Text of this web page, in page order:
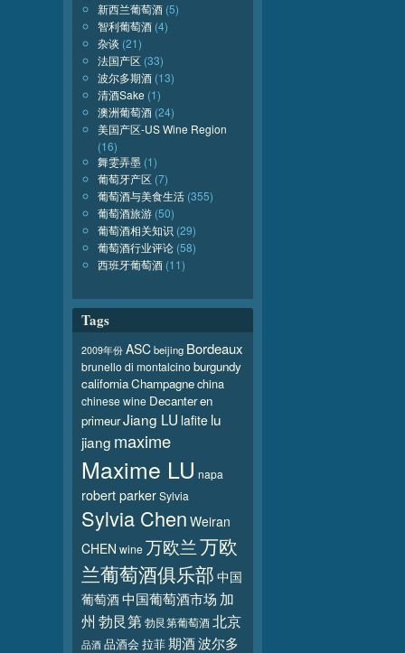
新西兰葡萄酒 (5)
智利葡萄酒 (4)
杂谈 (21)
法国产区 (33)
波尔多期酒 (13)
清酒Sake (1)
澳洲葡萄酒 (24)
美国产区-US Wine Region
(16)
舞雯弄墨 (1)
葡萄牙产区 (7)
葡萄酒与美食生活 (355)
葡萄酒旅游 (50)
葡萄酒相关知识 (29)
葡萄酒行业评论 (58)
西班牙葡萄酒 (11)
Tags
2009年份 ASCbeijing Bordeaux
brunello di montalcinoburgundy
californiaChampagnechina
chinese wine Decanteren
primeurJiang LU lafite lu
jiang maxime
Maxime LU napa
robert parkerSylvia
Sylvia Chen Weiran
CHEN wine万欧兰万欧
兰葡萄酒俱乐部中国
葡萄酒中国葡萄酒市场 加
州 勃艮第勃艮第葡萄酒北京
品酒品酒会 拉菲期酒波尔多